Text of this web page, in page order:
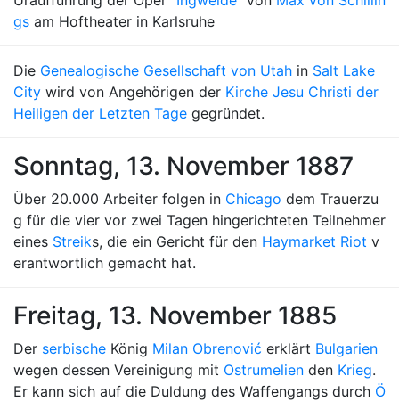
gs am Hoftheater in Karlsruhe
Die Genealogische Gesellschaft von Utah in Salt Lake
City wird von Angehörigen der Kirche Jesu Christi der
Heiligen der Letzten Tage gegründet.
Sonntag, 13. November 1887
Über 20.000 Arbeiter folgen in Chicago dem Trauerzu
g für die vier vor zwei Tagen hingerichteten Teilnehmer
eines Streiks, die ein Gericht für den Haymarket Riot v
erantwortlich gemacht hat.
Freitag, 13. November 1885
Der serbische König Milan Obrenović erklärt Bulgarien
wegen dessen Vereinigung mit Ostrumelien den Krieg.
Er kann sich auf die Duldung des Waffengangs durch Ö